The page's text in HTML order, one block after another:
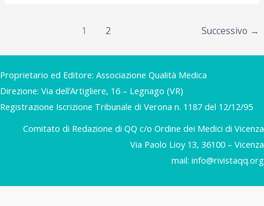
1 2 Successivo →
Proprietario ed Editore: Associazione Qualità Medica
Direzione: Via dell’Artigliere, 16 – Legnago (VR)
Registrazione Iscrizione Tribunale di Verona n. 1187 del 12/12/95
Comitato di Redazione di QQ c/o Ordine dei Medici di Vicenza
Via Paolo Lioy 13, 36100 – Vicenza
mail: info@rivistaqq.org